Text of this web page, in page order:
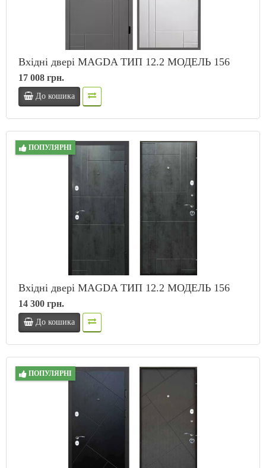
Вхідні двері MAGDA ТИП 12.2 МОДЕЛЬ 156
17 008 грн.
До кошика
ПОПУЛЯРНІ
Вхідні двері MAGDA ТИП 12.2 МОДЕЛЬ 156
14 300 грн.
До кошика
ПОПУЛЯРНІ